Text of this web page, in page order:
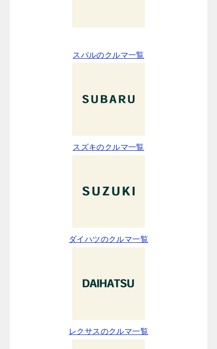
スバルのクルマ一覧
スズキのクルマ一覧
ダイハツのクルマ一覧
レクサスのクルマ一覧